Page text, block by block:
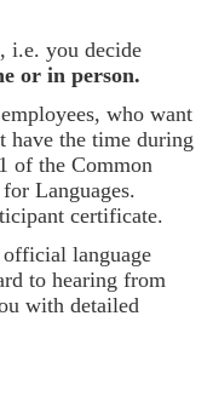
i.e. you decide
or in person.
who want
have the time during
of the Common
Languages.
certificate.
language
to hearing from
with detailed